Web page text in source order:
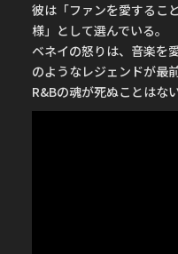
彼は「ファンを愛するこ
様」として選んでいる。
ベネイの怒りは、音楽を
のようなレジェンドが最
R&Bの魂が死ぬことはない